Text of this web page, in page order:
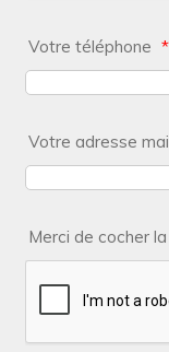
Votre téléphone *
Votre adresse
Merci de cocher